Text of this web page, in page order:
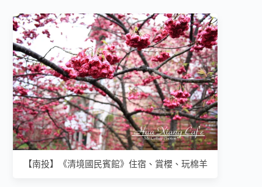
【南投】《清境國民賓館》住宿、賞櫻、玩棉羊